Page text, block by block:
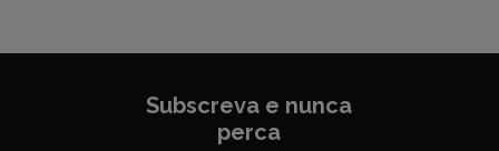
Subscreva e nunca
perca